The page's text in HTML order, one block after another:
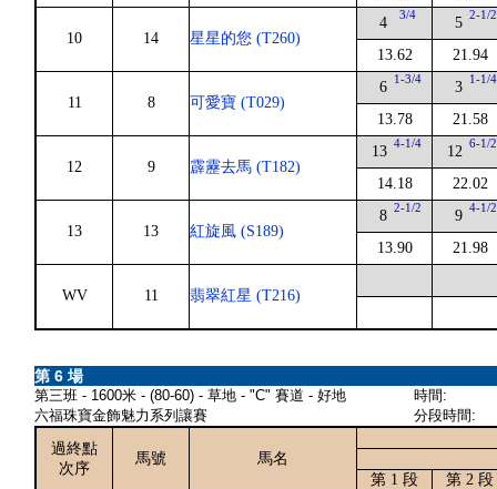
10 14 星星的您 (T260)
4 3/4
13.62
5 2-1/2
21.94
11 8 可愛寶 (T029)
6 1-3/4
13.78
3 1-1/4
21.58
12 9 霹靂去馬 (T182)
13 4-1/4
14.18
12 6-1/2
22.02
13 13 紅旋風 (S189)
8 2-1/2
13.90
9 4-1/2
21.98
WV 11 翡翠紅星 (T216)
第 6 場
第三班 - 1600米 - (80-60) - 草地 - "C" 賽道 - 好地
六福珠寶金飾魅力系列讓賽
時間:
分段時間:
過終點
次序
馬號
馬名
第 1 段
第 2 段